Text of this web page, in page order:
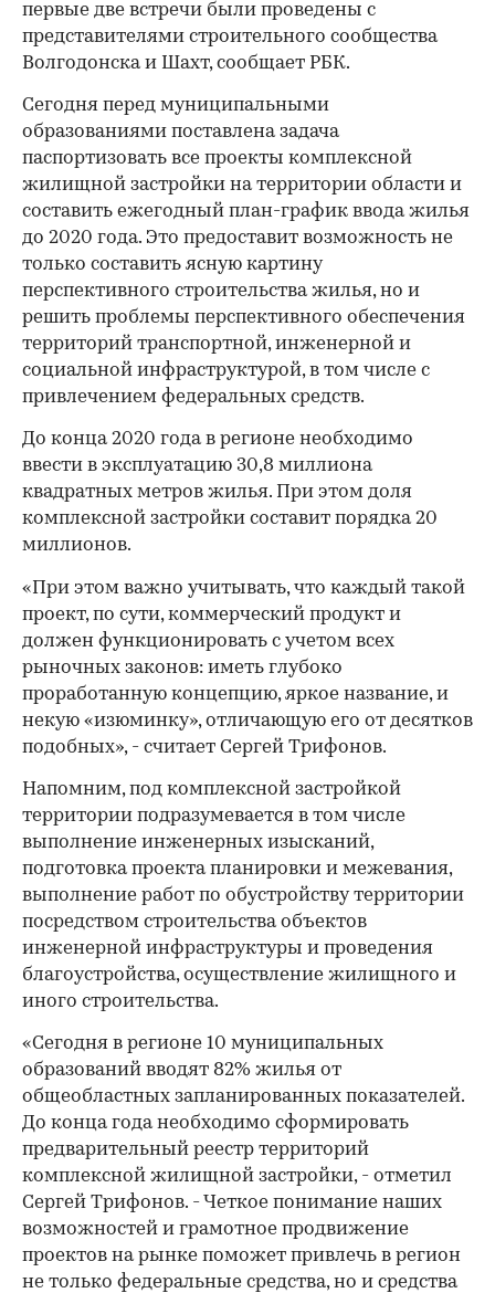
первые две встречи были проведены с
представителями строительного сообщества
Волгодонска и Шахт, сообщает РБК.
Сегодня перед муниципальными
образованиями поставлена задача
паспортизовать все проекты комплексной
жилищной застройки на территории области и
составить ежегодный план-график ввода жилья
до 2020 года. Это предоставит возможность не
только составить ясную картину
перспективного строительства жилья, но и
решить проблемы перспективного обеспечения
территорий транспортной, инженерной и
социальной инфраструктурой, в том числе с
привлечением федеральных средств.
До конца 2020 года в регионе необходимо
ввести в эксплуатацию 30,8 миллиона
квадратных метров жилья. При этом доля
комплексной застройки составит порядка 20
миллионов.
00:00
«При этом важно учитывать, что каждый такой
проект, по сути, коммерческий продукт и
должен функционировать с учетом всех
рыночных законов: иметь глубоко
проработанную концепцию, яркое название, и
некую «изюминку», отличающую его от десятков
подобных», - считает Сергей Трифонов.
Напомним, под комплексной застройкой
территории подразумевается в том числе
выполнение инженерных изысканий,
подготовка проекта планировки и межевания,
выполнение работ по обустройству территории
посредством строительства объектов
инженерной инфраструктуры и проведения
благоустройства, осуществление жилищного и
иного строительства.
«Сегодня в регионе 10 муниципальных
образований вводят 82% жилья от
общеобластных запланированных показателей.
До конца года необходимо сформировать
предварительный реестр территорий
комплексной жилищной застройки, - отметил
Сергей Трифонов. - Четкое понимание наших
возможностей и грамотное продвижение
проектов на рынке поможет привлечь в регион
не только федеральные средства, но и средства